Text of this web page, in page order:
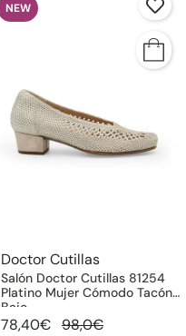
NEW
Doctor Cutillas
Salón Doctor Cutillas 81254
Platino Mujer Cómodo Tacón
Bajo
78,40€ 98,0€